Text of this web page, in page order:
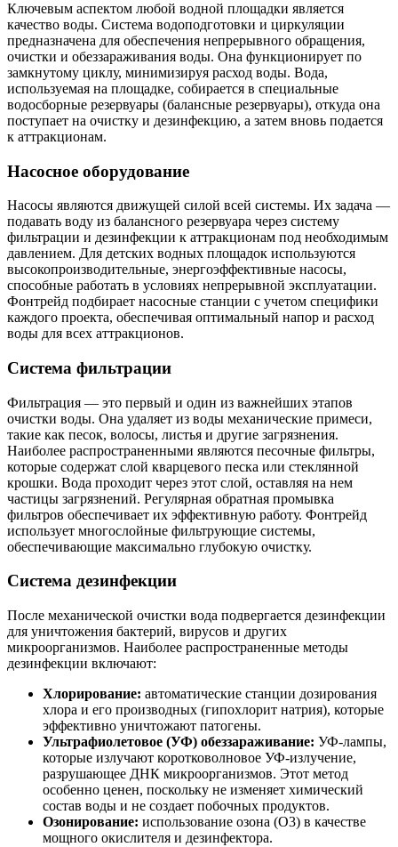
Ключевым аспектом любой водной площадки является
качество воды. Система водоподготовки и циркуляции
предназначена для обеспечения непрерывного обращения,
очистки и обеззараживания воды. Она функционирует по
замкнутому циклу, минимизируя расход воды. Вода,
используемая на площадке, собирается в специальные
водосборные резервуары (балансные резервуары), откуда она
поступает на очистку и дезинфекцию, а затем вновь подается
к аттракционам.
Насосное оборудование
Насосы являются движущей силой всей системы. Их задача —
подавать воду из балансного резервуара через систему
фильтрации и дезинфекции к аттракционам под необходимым
давлением. Для детских водных площадок используются
высокопроизводительные, энергоэффективные насосы,
способные работать в условиях непрерывной эксплуатации.
Фонтрейд подбирает насосные станции с учетом специфики
каждого проекта, обеспечивая оптимальный напор и расход
воды для всех аттракционов.
Система фильтрации
Фильтрация — это первый и один из важнейших этапов
очистки воды. Она удаляет из воды механические примеси,
такие как песок, волосы, листья и другие загрязнения.
Наиболее распространенными являются песочные фильтры,
которые содержат слой кварцевого песка или стеклянной
крошки. Вода проходит через этот слой, оставляя на нем
частицы загрязнений. Регулярная обратная промывка
фильтров обеспечивает их эффективную работу. Фонтрейд
использует многослойные фильтрующие системы,
обеспечивающие максимально глубокую очистку.
Система дезинфекции
После механической очистки вода подвергается дезинфекции
для уничтожения бактерий, вирусов и других
микроорганизмов. Наиболее распространенные методы
дезинфекции включают:
Хлорирование: автоматические станции дозирования
хлора и его производных (гипохлорит натрия), которые
эффективно уничтожают патогены.
Ультрафиолетовое (УФ) обеззараживание: УФ-лампы,
которые излучают коротковолновое УФ-излучение,
разрушающее ДНК микроорганизмов. Этот метод
особенно ценен, поскольку не изменяет химический
состав воды и не создает побочных продуктов.
Озонирование: использование озона (O3) в качестве
мощного окислителя и дезинфектора.